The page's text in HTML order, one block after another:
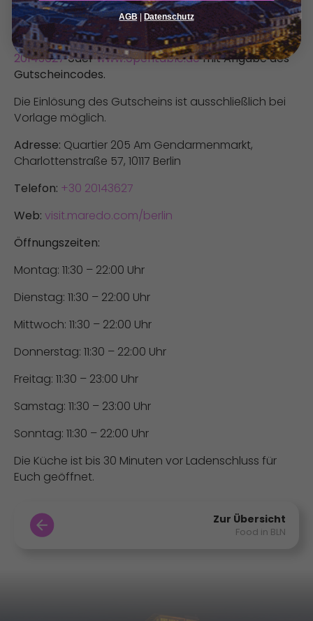
Der Gutschein ist 6 Monate ab Kauf einlösbar.
Reservierung verbindlich erforderlich unter+30
20143627oderwww.opentable.demit Angabe des
Gutscheincodes.
Die Einlösung des Gutscheins ist ausschließlich bei
Vorlage möglich.
Adresse: Quartier 205 Am Gendarmenmarkt,
Charlottenstraße 57, 10117 Berlin
Telefon: +30 20143627
Web: visit.maredo.com/berlin
Öffnungszeiten:
Montag: 11:30 – 22:00 Uhr
Dienstag: 11:30 – 22:00 Uhr
Mittwoch: 11:30 – 22:00 Uhr
Donnerstag: 11:30 – 22:00 Uhr
Freitag: 11:30 – 23:00 Uhr
Samstag: 11:30 – 23:00 Uhr
Sonntag: 11:30 – 22:00 Uhr
Die Küche ist bis 30 Minuten vor Ladenschluss für
Euch geöffnet.
Zur Übersicht
Food in BLN
AGB| Datenschutz